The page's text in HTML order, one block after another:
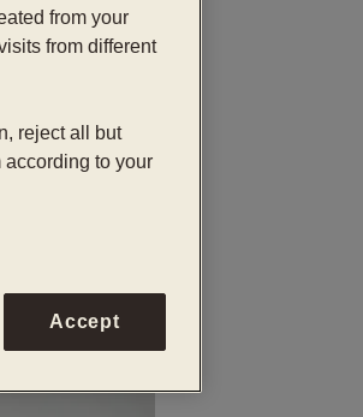
from your
from different
reject all but
according to your
Accept